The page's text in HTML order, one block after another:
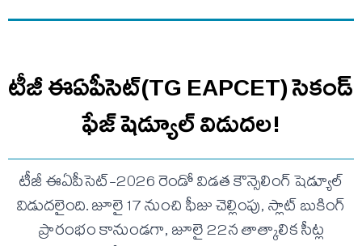
టీజీ ఈఏపీసెట్(TG EAPCET) సెకండ్
ఫేజ్ షెడ్యూల్ విడుదల!
టీజీ ఈఏపీసెట్-2026 రెండో విడత కౌన్సెలింగ్ షెడ్యూల్
విడుదలైంది. జూలై 17 నుంచి ఫీజు చెల్లింపు, స్లాట్ బుకింగ్
ప్రారంభం కానుండగా, జూలై 22న తాత్కాలిక సీట్ల